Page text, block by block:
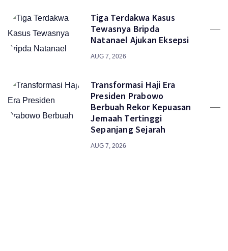
Tiga Terdakwa Kasus
Tewasnya Bripda
Natanael Ajukan Eksepsi
AUG 7, 2026
Transformasi Haji Era
Presiden Prabowo
Berbuah Rekor Kepuasan
Jemaah Tertinggi
Sepanjang Sejarah
AUG 7, 2026